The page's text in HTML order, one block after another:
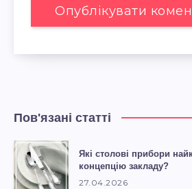
Пов'язані статті
Які столові прибори
концепцію закладу?
27.04.2026